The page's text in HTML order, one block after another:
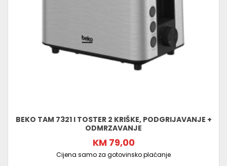
BEKO TAM 7321 I TOSTER 2 KRIŠKE, PODGRIJAVANJE +
ODMRZAVANJE
KM 79,00
Cijena samo za gotovinsko plaćanje